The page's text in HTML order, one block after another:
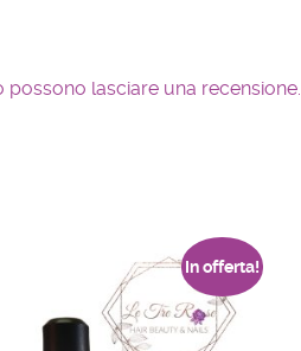
lasciare una recensione.
In offerta!